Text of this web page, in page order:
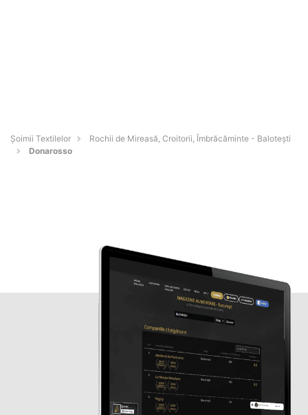
Șoimii Textilelor
Rochii de Mireasă, Croitorii, Îmbrăcăminte - Baloteşti
Donarosso